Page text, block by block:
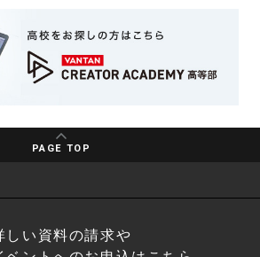
PAGE TOP
しい資料の請求や